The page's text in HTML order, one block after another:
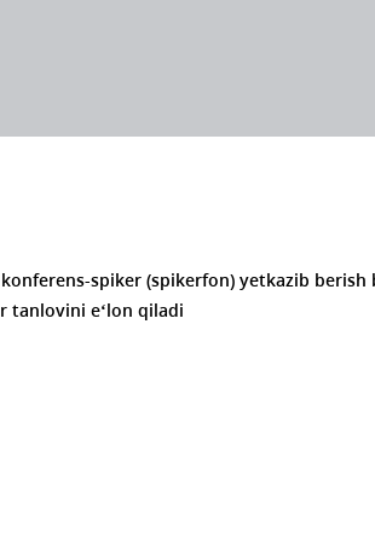
spiker (spikerfon) yetkazib berish
tanlovini e‘lon qiladi